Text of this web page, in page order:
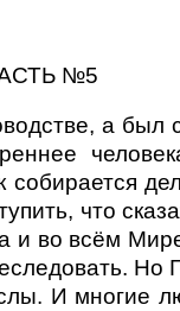
№5
а был
что
и во всём
Но
И многие